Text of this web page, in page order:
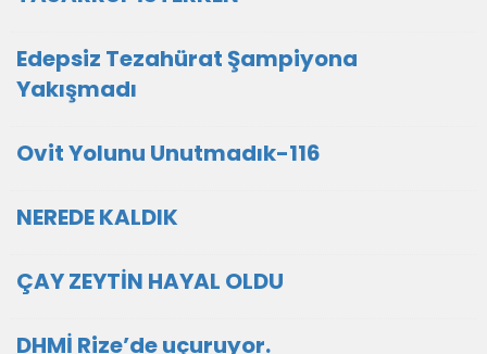
Edepsiz Tezahürat Şampiyona
Yakışmadı
Ovit Yolunu Unutmadık-116
NEREDE KALDIK
ÇAY ZEYTİN HAYAL OLDU
DHMİ Rize’de uçuruyor.